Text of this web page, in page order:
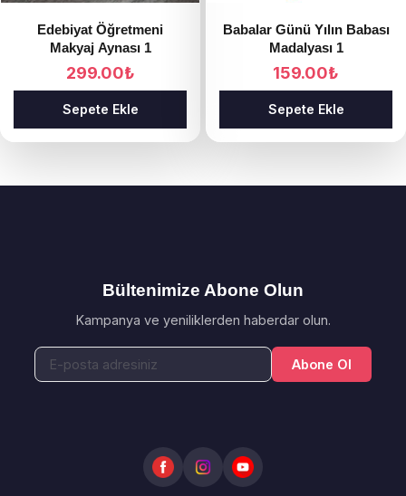
Edebiyat Öğretmeni
Makyaj Aynası 1
299.00₺
Sepete Ekle
Babalar Günü Yılın Babası
Madalyası 1
159.00₺
Sepete Ekle
Bültenimize Abone Olun
Kampanya ve yeniliklerden haberdar olun.
Abone Ol